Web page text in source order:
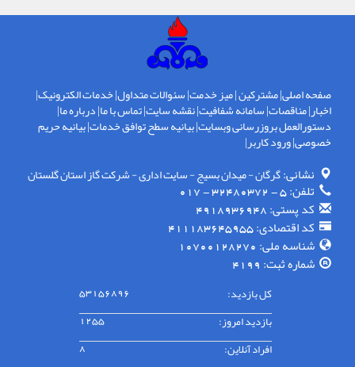
صفحه اصلی|مشترکین|میز خدمت|سئوالات متداول|خدمات الکترونیک|
اخبار|مناقصات|سامانه شفافیت|نقشه سایت|تماس با ما|درباره ما|
دستورالعمل بروزرسانی وبسایت|بیانیه سطح توافق خدمات|بیانیه حریم
خصوصی|ورود کاربر|
نشانی:گرگان - ميدان بسيج - سايت اداری - شركت گاز استان گلستان
تلفن: 5 - 32480372 - 017
کد پستی: 4918936948
کد اقتصادی: 411183645955
شناسه ملی: 10700128270
شماره ثبت: 4199
کل بازدید: 53156896
بازدید امروز: 1255
افراد آنلاین: 8